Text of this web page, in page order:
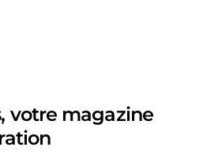
votre magazine